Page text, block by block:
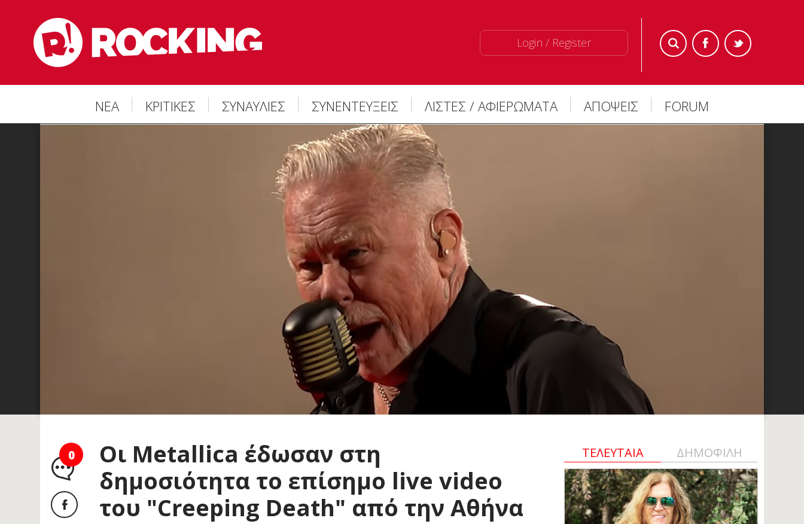
Login / Register
ΝΕΑ ΚΡΙΤΙΚΕΣ ΣΥΝΑΥΛΙΕΣ ΣΥΝΕΝΤΕΥΞΕΙΣ ΛΙΣΤΕΣ / ΑΦΙΕΡΩΜΑΤΑ ΑΠΟΨΕΙΣ FORUM
0
Οι Metallica έδωσαν στη
δημοσιότητα το επίσημο live video
του "Creeping Death" από την Αθήνα
ΤΕΛΕΥΤΑΙΑ ΔΗΜΟΦΙΛΗ